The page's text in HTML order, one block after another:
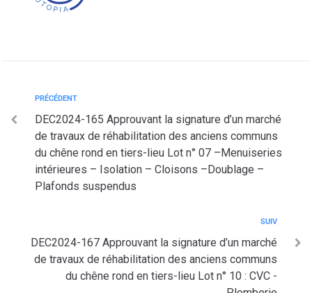
PRÉCÉDENT
DEC2024-165 Approuvant la signature d’un marché
de travaux de réhabilitation des anciens communs
du chêne rond en tiers-lieu Lot n° 07 –Menuiseries
intérieures – Isolation – Cloisons –Doublage –
Plafonds suspendus
SUIV
DEC2024-167 Approuvant la signature d’un marché
de travaux de réhabilitation des anciens communs
du chêne rond en tiers-lieu Lot n° 10 : CVC -